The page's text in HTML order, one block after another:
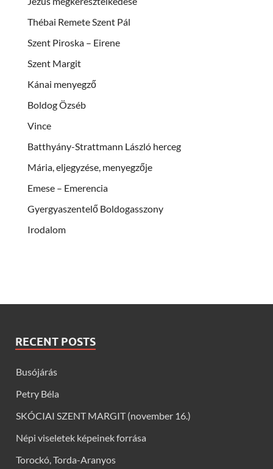
Thébai Remete Szent Pál
Szent Piroska – Eirene
Szent Margit
Kánai menyegző
Boldog Özséb
Vince
Batthyány-Strattmann László herceg
Mária, eljegyzése, menyegzője
Emese – Emerencia
Gyergyaszentelő Boldogasszony
Irodalom
RECENT POSTS
Busójárás
Petry Béla
SKÓCIAI SZENT MARGIT (november 16.)
Népi viseletek képeinek forrása
Torockó, Torda-Aranyos